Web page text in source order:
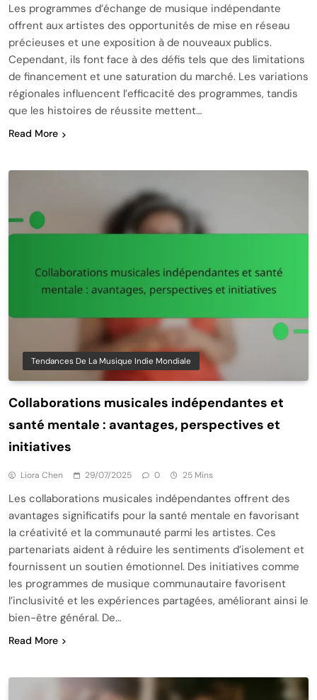
Les programmes d’échange de musique indépendante
offrent aux artistes des opportunités de mise en réseau
précieuses et une exposition à de nouveaux publics.
Cependant, ils font face à des défis tels que des limitations
de financement et une saturation du marché. Les variations
régionales influencent l’efficacité des programmes, tandis
que les histoires de réussite mettent…
Read More
Tendances De La Musique Indie Mondiale
Collaborations musicales indépendantes et
santé mentale : avantages, perspectives et
initiatives
Liora Chen 29/07/2025 0 25 Mins
Les collaborations musicales indépendantes offrent des
avantages significatifs pour la santé mentale en favorisant
la créativité et la communauté parmi les artistes. Ces
partenariats aident à réduire les sentiments d’isolement et
fournissent un soutien émotionnel. Des initiatives comme
les programmes de musique communautaire favorisent
l’inclusivité et les expériences partagées, améliorant ainsi le
bien-être général. De…
Read More